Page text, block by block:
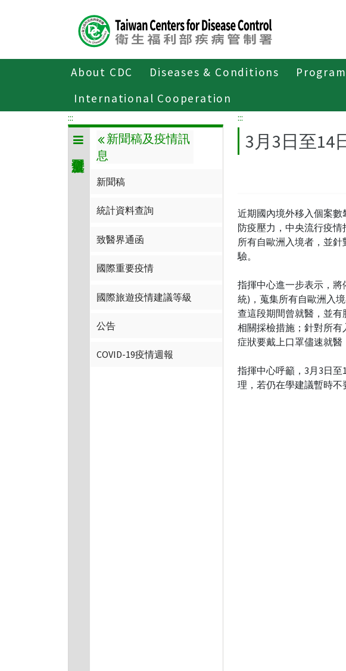
About CDC Diseases & Conditions
International Cooperation
傳染病與防疫專題
:::
新聞稿及疫情訊
息
新聞稿
統計資料查詢
致醫界通函
國際重要疫情
國際旅遊疫情建議等級
公告
COVID-19疫情週報
:::
3月3日至14
近期國內境外移入個案
防疫壓力，中央流行疫
所有自歐洲入境者，並針
驗。
指揮中心進一步表示，
統)，蒐集所有自歐洲入
查這段期間曾就醫，並
相關採檢措施；針對所
症狀要戴上口罩儘速就醫
指揮中心呼籲，3月3日
理，若仍在學建議暫時不